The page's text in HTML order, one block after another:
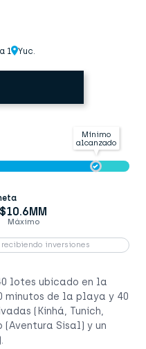
1 Yuc.
Mínimo
alcanzado
$10.6MM
Máximo
recibiendo inversiones
lotes ubicado en la
minutos de la playa y 40
(Kinhá, Tunich,
Sisal) y un